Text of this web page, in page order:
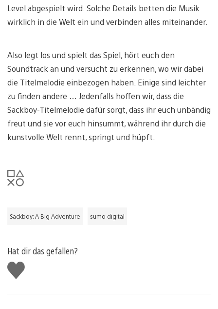
Level abgespielt wird. Solche Details betten die Musik
wirklich in die Welt ein und verbinden alles miteinander.
Also legt los und spielt das Spiel, hört euch den
Soundtrack an und versucht zu erkennen, wo wir dabei
die Titelmelodie einbezogen haben. Einige sind leichter
zu finden andere … Jedenfalls hoffen wir, dass die
Sackboy-Titelmelodie dafür sorgt, dass ihr euch unbändig
freut und sie vor euch hinsummt, während ihr durch die
kunstvolle Welt rennt, springt und hüpft.
Sackboy: A Big Adventure sumo digital
Hat dir das gefallen?
Gefällt
mir